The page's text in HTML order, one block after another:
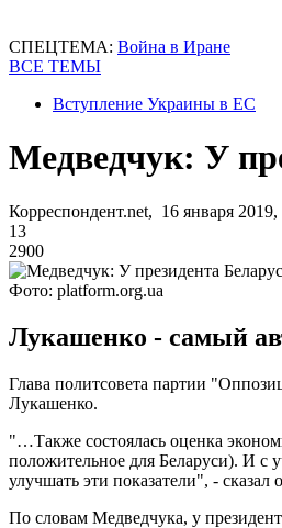
СПЕЦТЕМА: Война в Иране
ВСЕ ТЕМЫ
Вступление Украины в ЕС
Медведчук: У
Корреспондент.net, 16 января 2019,
13
2900
Фото: platform.org.ua
Лукашенко - самый
Глава политсовета партии
Лукашенко.
"…Также состоялась оценка
положительное для Беларуси). И с
улучшать эти показатели", - сказал
По словам Медведчука, у